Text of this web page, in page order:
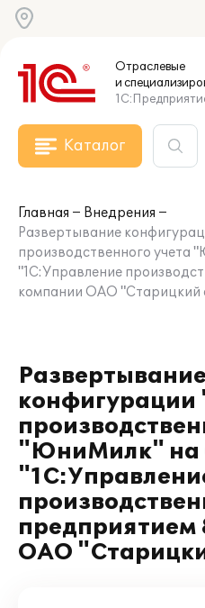
Отраслевые
и
Каталог
Главная
Внедрения
Развертывание
производственного учета
"1С:Управление
компании ОАО "Старицкий
Развертывание
"ЮниМилк" на
предприятием
ОАО